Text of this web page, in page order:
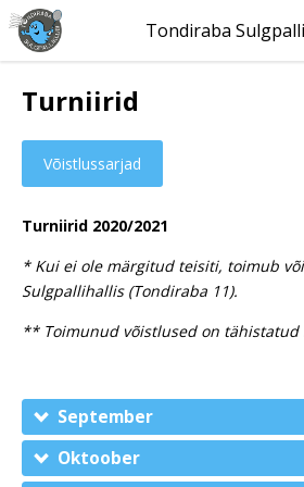
Tondiraba
Turniirid
Võistlussarjad
Turniirid 2020/2021
* Kui ei ole märgitud teisiti, toimub
Sulgpallihallis (Tondiraba 11).
** Toimunud võistlused on tähistatud
September
05.09.2020 (vajadusel ka 06.09.2020)
Oktoober